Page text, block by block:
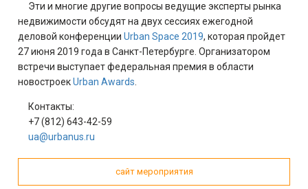
Эти и многие другие вопросы ведущие эксперты рынка
недвижимости обсудят на двух сессиях ежегодной
деловой конференции Urban Space 2019, которая пройдет
27 июня 2019 года в Санкт-Петербурге. Организатором
встречи выступает федеральная премия в области
новостроекUrban Awards
Контакты:
+7 (812) 643-42-59
ua@urbanus.ru
сайт мероприятия